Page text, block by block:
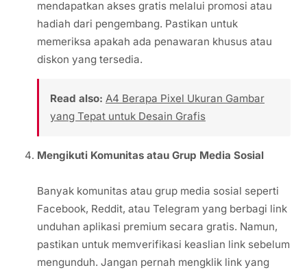
mendapatkan akses gratis melalui promosi atau
hadiah dari pengembang. Pastikan untuk
memeriksa apakah ada penawaran khusus atau
diskon yang tersedia.
Read also: A4 Berapa Pixel Ukuran Gambar
yang Tepat untuk Desain Grafis
Mengikuti Komunitas atau Grup Media Sosial
Banyak komunitas atau grup media sosial seperti
Facebook, Reddit, atau Telegram yang berbagi link
unduhan aplikasi premium secara gratis. Namun,
pastikan untuk memverifikasi keaslian link sebelum
mengunduh. Jangan pernah mengklik link yang